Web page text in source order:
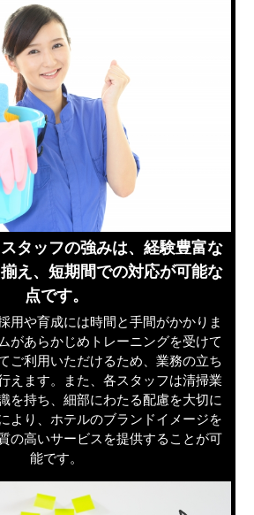
タッフの強みは、経験豊富な
え、短期間での対応が可能な
点です。
用や育成には時間と手間がかかりま
があらかじめトレーニングを受けて
ご利用いただけるため、業務の立ち
えます。また、各スタッフは清掃業
を持ち、細部にわたる配慮を大切に
より、ホテルのブランドイメージを
の高いサービスを提供することが可
能です。